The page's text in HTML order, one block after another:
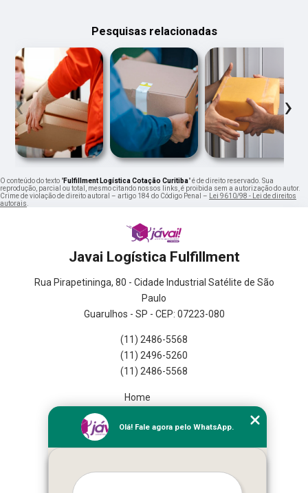
Pesquisas relacionadas
‹ ›
O conteúdo do texto "Fulfillment Logística Cotação Curitiba" é de direito reservado. Sua
reprodução, parcial ou total, mesmo citando nossos links, é proibida sem a autorização do autor.
Crime de violação de direito autoral – artigo 184 do Código Penal – Lei 9610/98 - Lei de direitos
autorais.
Javai Logística Fulfillment
Rua Pirapetininga, 80 - Cidade Industrial Satélite de São
Paulo
Guarulhos - SP - CEP: 07223-080
(11) 2486-5568
(11) 2496-5260
(11) 2486-5568
Home
Missão
Serviços
Olá! Fale agora pelo WhatsApp.